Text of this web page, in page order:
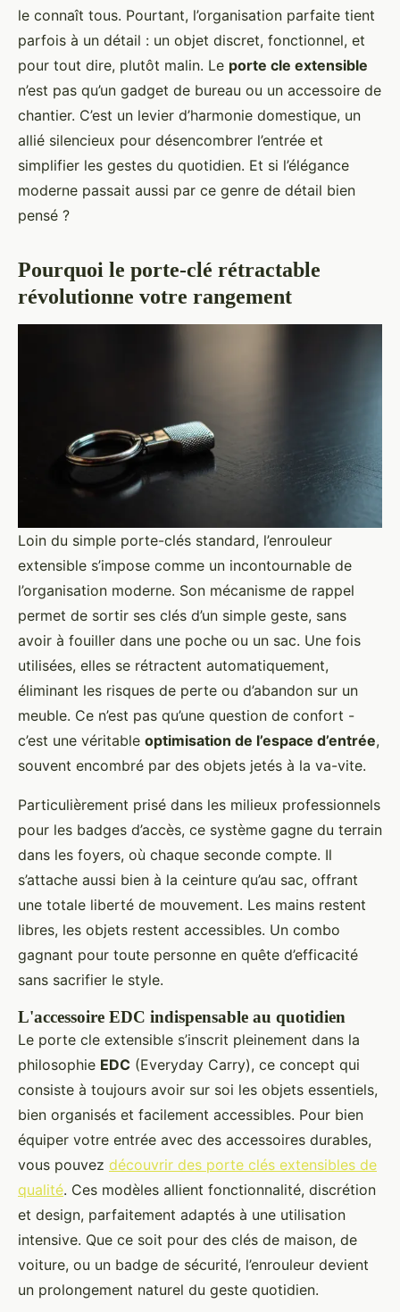
le connaît tous. Pourtant, l’organisation parfaite tient
parfois à un détail : un objet discret, fonctionnel, et
pour tout dire, plutôt malin. Le porte cle extensible
n’est pas qu’un gadget de bureau ou un accessoire de
chantier. C’est un levier d’harmonie domestique, un
allié silencieux pour désencombrer l’entrée et
simplifier les gestes du quotidien. Et si l’élégance
moderne passait aussi par ce genre de détail bien
pensé ?
Pourquoi le porte-clé rétractable
révolutionne votre rangement
Loin du simple porte-clés standard, l’enrouleur
extensible s’impose comme un incontournable de
l’organisation moderne. Son mécanisme de rappel
permet de sortir ses clés d’un simple geste, sans
avoir à fouiller dans une poche ou un sac. Une fois
utilisées, elles se rétractent automatiquement,
éliminant les risques de perte ou d’abandon sur un
meuble. Ce n’est pas qu’une question de confort -
c’est une véritable optimisation de l’espace d’entrée,
souvent encombré par des objets jetés à la va-vite.
Particulièrement prisé dans les milieux professionnels
pour les badges d’accès, ce système gagne du terrain
dans les foyers, où chaque seconde compte. Il
s’attache aussi bien à la ceinture qu’au sac, offrant
une totale liberté de mouvement. Les mains restent
libres, les objets restent accessibles. Un combo
gagnant pour toute personne en quête d’efficacité
sans sacrifier le style.
L'accessoire EDC indispensable au quotidien
Le porte cle extensible s’inscrit pleinement dans la
philosophie EDC (Everyday Carry), ce concept qui
consiste à toujours avoir sur soi les objets essentiels,
bien organisés et facilement accessibles. Pour bien
équiper votre entrée avec des accessoires durables,
vous pouvez découvrir des porte clés extensibles de
qualité. Ces modèles allient fonctionnalité, discrétion
et design, parfaitement adaptés à une utilisation
intensive. Que ce soit pour des clés de maison, de
voiture, ou un badge de sécurité, l’enrouleur devient
un prolongement naturel du geste quotidien.